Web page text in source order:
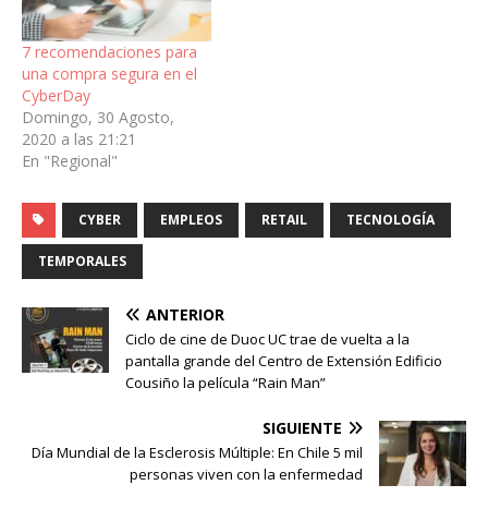
7 recomendaciones para
una compra segura en el
CyberDay
Domingo, 30 Agosto,
2020 a las 21:21
En "Regional"
CYBER EMPLEOS RETAIL TECNOLOGÍA
TEMPORALES
ANTERIOR
Ciclo de cine de Duoc UC trae de vuelta a la
pantalla grande del Centro de Extensión Edificio
Cousiño la película “Rain Man”
SIGUIENTE
Día Mundial de la Esclerosis Múltiple: En Chile 5 mil
personas viven con la enfermedad